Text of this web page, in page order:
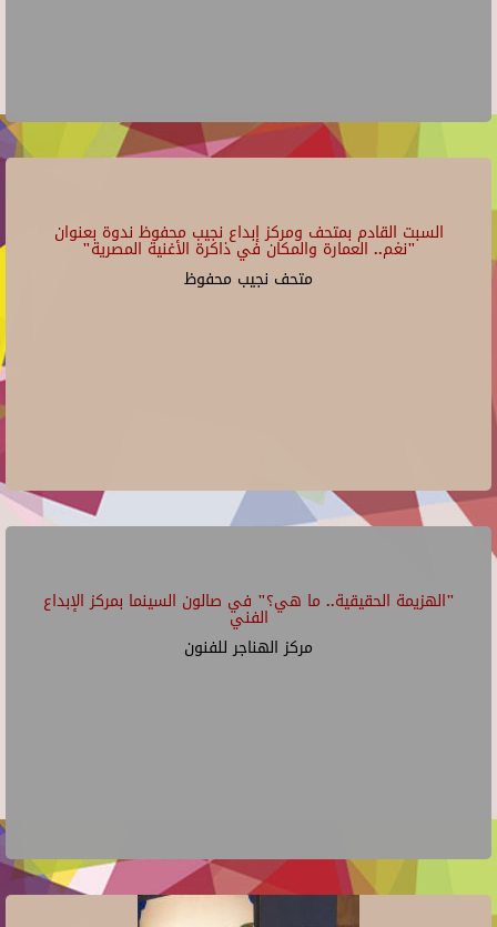
السبت القادم بمتحف ومركز إبداع نجيب محفوظ ندوة بعنوان
"نغم.. العمارة والمكان في ذاكرة الأغنية المصرية"
متحف نجيب محفوظ
"الهزيمة الحقيقية.. ما هي؟" في صالون السينما بمركز الإبداع
الفني
مركز الهناجر للفنون